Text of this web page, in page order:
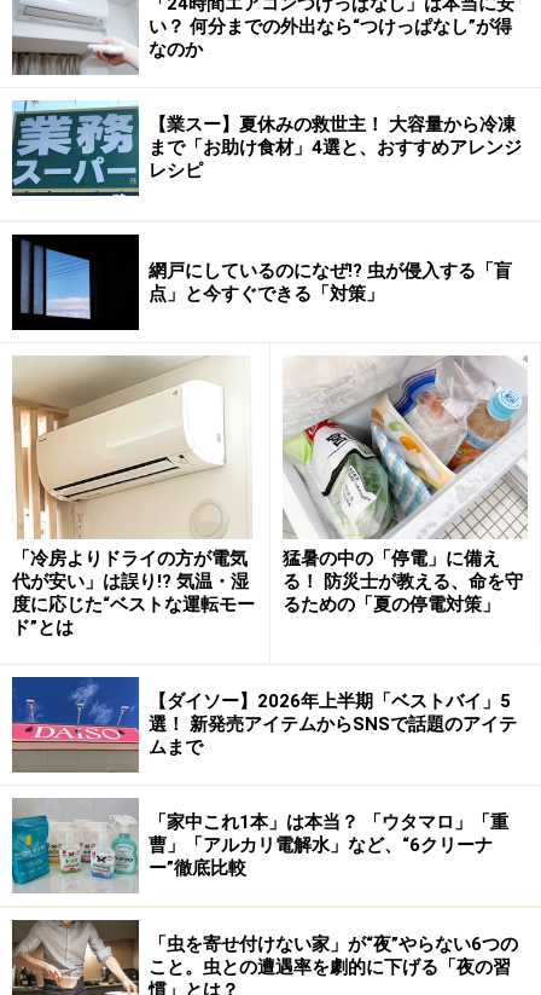
１台で３つの電話番号が使える！
FOMAの「マルチナンバー」は、今使っている電話番号
（契約番号）の他に、２つまで新しい電話番号（付加番
号）を追加できるサービスです。
例えば、現在090-1111-1111という番号のドコモの携帯
電話を使っているとします。マルチナンバーに申し込む
と、090-1111-2222など別の番号をもらえるサービスで
す。最大２つまで追加できるので、契約番号を含めて３
つの電話番号を１台の携帯電話で利用できるわけです。
付加番号１つ月525円
気になる利用料ですが、付加番号１つにつき月額525円
です。付加番号を２つ利用する場合は月1,050円です。
オプションサービスとしてはちょっと高めですが、それ
でも別の携帯電話を契約して基本料金を払うことを考え
れば十分安いとも言えます。
い？ 何分までの外出なら“つけっぱなし”が得
なのか
【業スー】夏休みの救世主！ 大容量から冷凍
まで「お助け食材」4選と、おすすめアレンジ
レシピ
網戸にしているのになぜ!? 虫が侵入する「盲
点」と今すぐできる「対策」
「冷房よりドライの方が電気
代が安い」は誤り!? 気温・湿
度に応じた“ベストな運転モー
ド”とは
猛暑の中の「停電」に備え
る！ 防災士が教える、命を守
るための「夏の停電対策」
【ダイソー】2026年上半期「ベストバイ」5
選！ 新発売アイテムからSNSで話題のアイテ
ムまで
「家中これ1本」は本当？ 「ウタマロ」「重
曹」「アルカリ電解水」など、“6クリーナ
ー”徹底比較
「虫を寄せ付けない家」が“夜”やらない6つの
こと。虫との遭遇率を劇的に下げる「夜の習
慣」とは？